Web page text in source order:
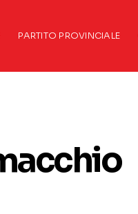
PARTITO PROVINCIALE